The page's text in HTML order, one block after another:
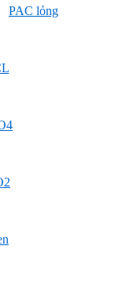
PAC lỏng